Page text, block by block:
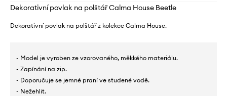
Dekorativní povlak na polštář Calma House Beetle
Dekorativní povlak na polštář z kolekce Calma House.
- Model je vyroben ze vzorovaného, ​​měkkého materiálu.
- Zapínání na zip.
- Doporučuje se jemné praní ve studené vodě.
- Nežehlit.